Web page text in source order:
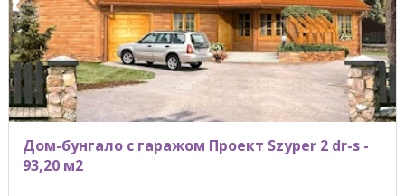
Дом-бунгало с гаражом Проект Szyper 2 dr-s -
93,20 м2